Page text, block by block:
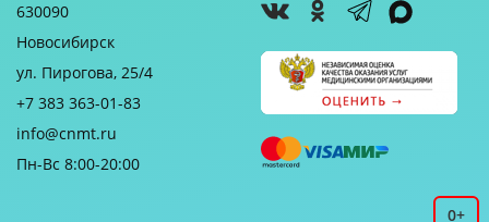
630090
Новосибирск
ул. Пирогова, 25/4
+7 383 363-01-83
info@cnmt.ru
Пн-Вс 8:00-20:00
0+